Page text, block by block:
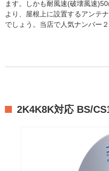
ます。しかも耐風速(破壊風速
より、屋根上に設置するアンテ
でしょう。当店で人気ナンバー
2K4K8K対応 BS/